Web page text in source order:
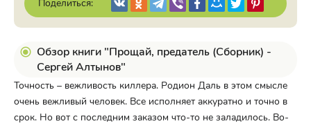
Поделиться:
Обзор книги "Прощай, предатель (Сборник) -
Сергей Алтынов"
Точность – вежливость киллера. Родион Даль в этом смысле
очень вежливый человек. Все исполняет аккуратно и точно в
срок. Но вот с последним заказом что-то не заладилось. Во-